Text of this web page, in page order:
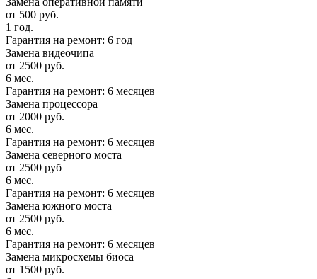
от 500 руб.
1 год.
Гарантия на ремонт: 6 год
Замена видеочипа
от 2500 руб.
6 мес.
Гарантия на ремонт: 6 месяцев
Замена процессора
от 2000 руб.
6 мес.
Гарантия на ремонт: 6 месяцев
Замена северного моста
от 2500 руб
6 мес.
Гарантия на ремонт: 6 месяцев
Замена южного моста
от 2500 руб.
6 мес.
Гарантия на ремонт: 6 месяцев
Замена микросхемы биоса
от 1500 руб.